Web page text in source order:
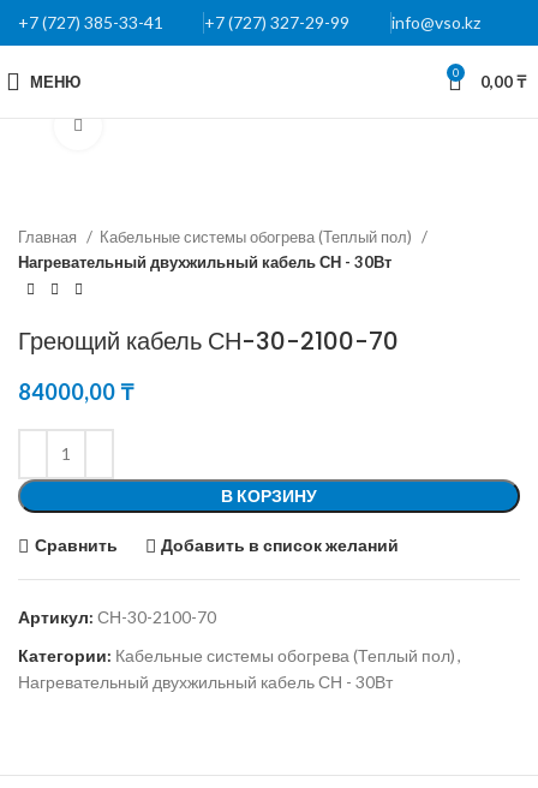
+7 (727) 385-33-41 +7 (727) 327-29-99 info@vso.kz
МЕНЮ 0 0,00₸
Главная
Кабельные системы обогрева (Теплый пол)
Нагревательный двухжильный кабель СН - 30Вт
Греющий кабель СН-30-2100-70
84000,00₸
В КОРЗИНУ
Сравнить Добавить в список желаний
Артикул: СН-30-2100-70
Категории: Кабельные системы обогрева (Теплый пол),
Нагревательный двухжильный кабель СН - 30Вт